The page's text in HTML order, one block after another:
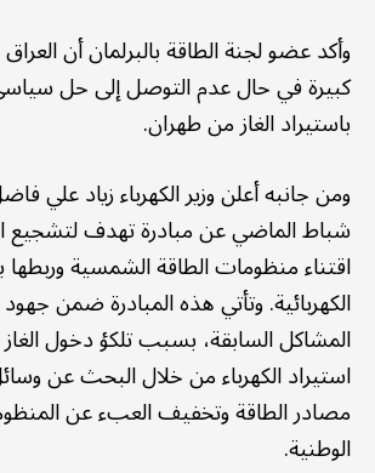
وأكد عضو لجنة الطاقة بالبرلمان أن
كبيرة في حال عدم التوصل إلى حل
باستيراد الغاز من طهران.
شباط الماضي عن مبادرة تهدف لتشجيع
اقتناء منظومات الطاقة الشمسية وربطها
الكهربائية. وتأتي هذه المبادرة ضمن
المشاكل السابقة، بسبب تلكؤ دخول
استيراد الكهرباء من خلال البحث عن
مصادر الطاقة وتخفيف العبء عن
الوطنية.